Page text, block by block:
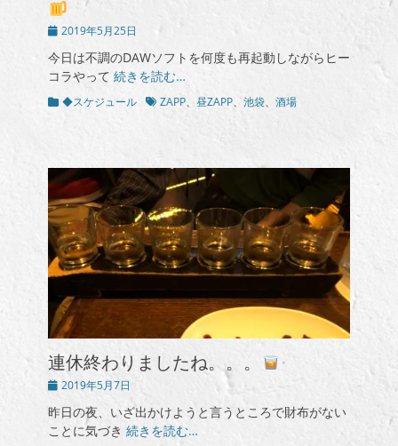
投
日
2019年5月25日
今日は不調のDAWソフトを何度も再起動しながらヒー
コラやって 続きを読む…
カ
ー
◆スケジュール タ ZAPP、 昼ZAPP、 池袋、 酒場
連休終わりましたね。。。
投
日
2019年5月7日
昨日の夜、いざ出かけようと言うところで財布がない
ことに気づき 続きを読む…